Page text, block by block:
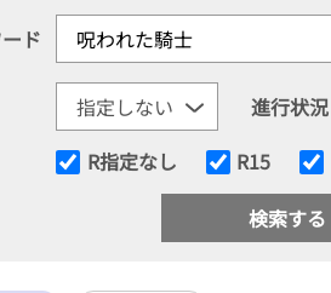
ド
進行状況
R指定なし R15